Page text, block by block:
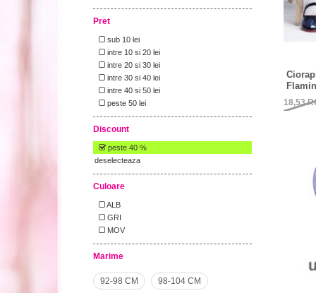
Pret
sub 10 lei
intre 10 si 20 lei
intre 20 si 30 lei
intre 30 si 40 lei
intre 40 si 50 lei
peste 50 lei
Discount
peste 40 %
deselecteaza
Culoare
ALB
GRI
MOV
Marime
92-98 CM 98-104 CM
18,53